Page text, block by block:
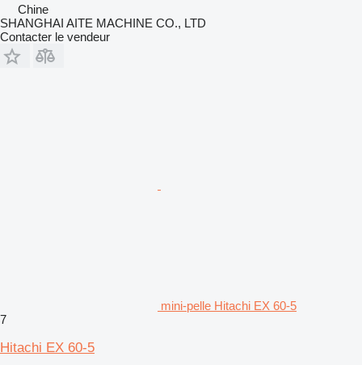
Chine
SHANGHAI AITE MACHINE CO., LTD
Contacter le vendeur
mini-pelle Hitachi EX 60-5
7
Hitachi EX 60-5